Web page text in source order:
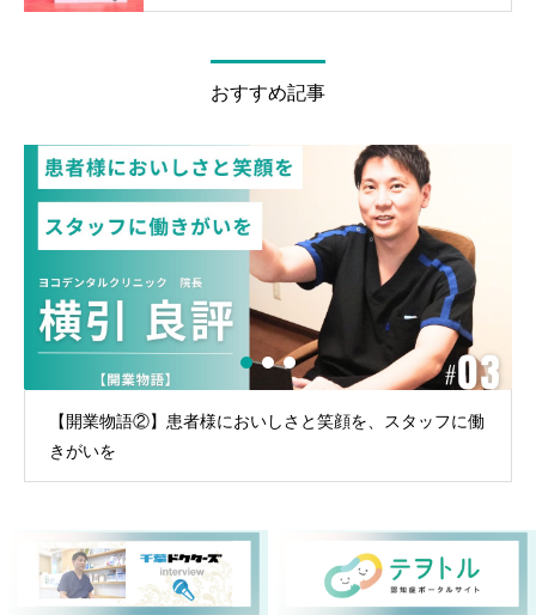
おすすめ記事
【開業物語②】患者様においしさと笑顔を、スタッフに働
きがいを